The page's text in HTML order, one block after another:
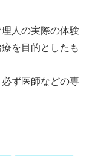
人の実際の体験
を目的としたも
ず医師などの専